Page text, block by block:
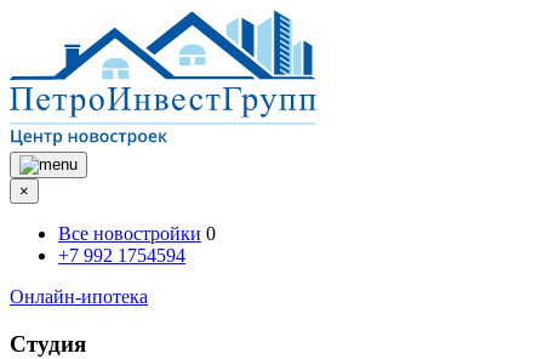
×
Все новостройки 0
+7 992 1754594
Онлайн-ипотека
Студия